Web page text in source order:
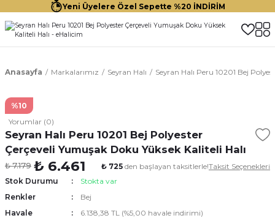
Yeni Üyelere Özel Sepette %20 İNDİRİM
Anasayfa Markalarımız Seyran Halı Seyran Halı Peru 10201 Bej
%10
Yorumlar (0)
Seyran Halı Peru 10201 Bej Polyester
Çerçeveli Yumuşak Doku Yüksek Kaliteli Halı
₺ 7.179 ₺ 6.461 ₺ 725 den başlayan taksitlerle!Taksit Seçenekleri
Stok Durumu
Stokta var
Renkler
Bej
Havale
6.138,38 TL (%5,00 havale indirimi)